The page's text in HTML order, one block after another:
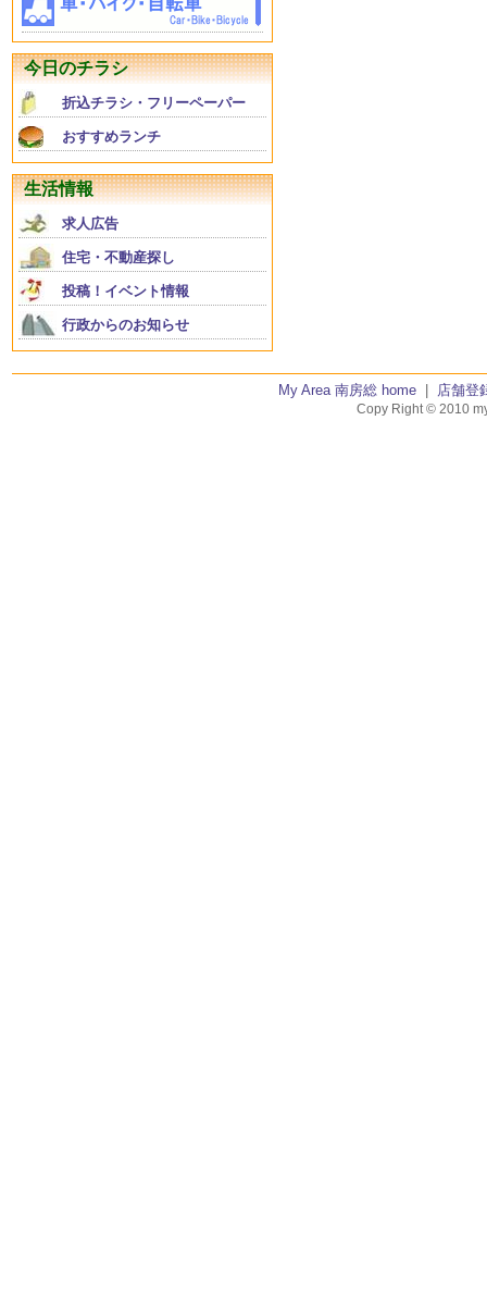
今日のチラシ
折込チラシ・フリーペーパー
おすすめランチ
生活情報
求人広告
住宅・不動産探し
投稿！イベント情報
行政からのお知らせ
My Area 南房総 home 店舗登
Copy Right © 2010